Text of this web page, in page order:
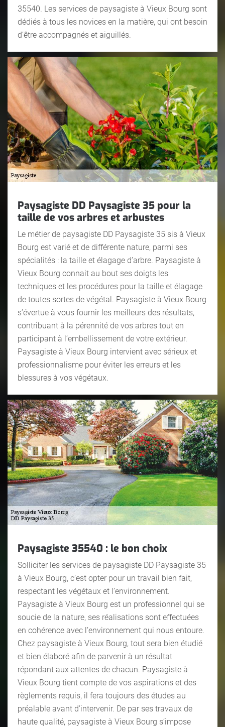
35540. Les services de paysagiste à Vieux Bourg sont
dédiés à tous les novices en la matière, qui ont besoin
d’être accompagnés et aiguillés.
Paysagiste DD Paysagiste 35 pour la
taille de vos arbres et arbustes
Le métier de paysagiste DD Paysagiste 35 sis à Vieux
Bourg est varié et de différente nature, parmi ses
spécialités : la taille et élagage d’arbre. Paysagiste à
Vieux Bourg connait au bout ses doigts les
techniques et les procédures pour la taille et élagage
de toutes sortes de végétal. Paysagiste à Vieux Bourg
s’évertue à vous fournir les meilleurs des résultats,
contribuant à la pérennité de vos arbres tout en
participant à l’embellissement de votre extérieur.
Paysagiste à Vieux Bourg intervient avec sérieux et
professionnalisme pour éviter les erreurs et les
blessures à vos végétaux.
Paysagiste 35540 : le bon choix
Solliciter les services de paysagiste DD Paysagiste 35
à Vieux Bourg, c’est opter pour un travail bien fait,
respectant les végétaux et l’environnement.
Paysagiste à Vieux Bourg est un professionnel qui se
soucie de la nature, ses réalisations sont effectuées
en cohérence avec l’environnement qui nous entoure.
Chez paysagiste à Vieux Bourg, tout sera bien étudié
et bien élaboré afin de parvenir à un résultat
répondant aux attentes de chacun. Paysagiste à
Vieux Bourg tient compte de vos aspirations et des
règlements requis, il fera toujours des études au
préalable avant d’intervenir. De par ses travaux de
haute qualité, paysagiste à Vieux Bourg s’impose